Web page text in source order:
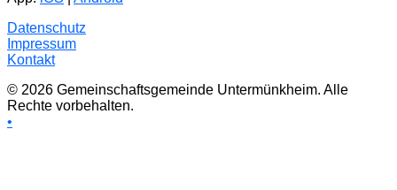
Datenschutz
Impressum
Kontakt
© 2026 Gemeinschaftsgemeinde Untermünkheim. Alle
Rechte vorbehalten.
•